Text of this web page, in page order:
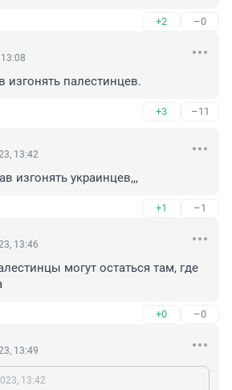
+2 –0
изгонять палестинцев.
+3 –11
13:42
изгонять украинцев,,,
+1 –1
13:46
могут остаться там, где
+0 –0
13:49
13:42